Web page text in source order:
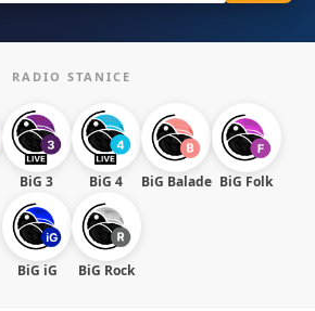
RADIO STANICE
BiG 3 BiG 4 BiG Balade BiG Folk
BiG iG BiG Rock